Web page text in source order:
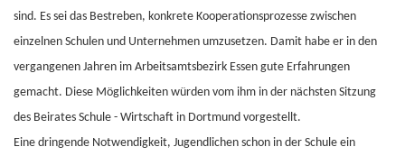
sind. Es sei das Bestreben, konkrete Kooperationsprozesse zwischen
einzelnen Schulen und Unternehmen umzusetzen. Damit habe er in den
vergangenen Jahren im Arbeitsamtsbezirk Essen gute Erfahrungen
gemacht. Diese Möglichkeiten würden vom ihm in der nächsten Sitzung
des Beirates Schule - Wirtschaft in Dortmund vorgestellt.
Eine dringende Notwendigkeit, Jugendlichen schon in der Schule ein